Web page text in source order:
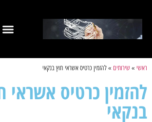
ראשי »שירותים »להזמין כרטיס אשראי חוץ בנקאי
להזמין כרטיס אשראי
בנקאי